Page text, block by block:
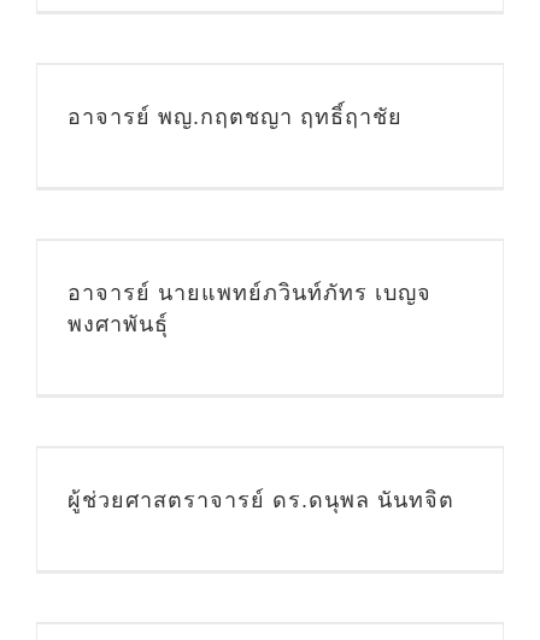
อาจารย์ พญ.กฤตชญา ฤทธิ์ฤาชัย
อาจารย์ นายแพทย์ภวินท์ภัทร เบญจ
พงศาพันธุ์
ผู้ช่วยศาสตราจารย์ ดร.ดนุพล นันทจิต